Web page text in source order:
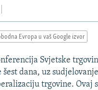
Evropa u vaš Google izvor
Svjetske
dana, uz
trgovine. Ovaj